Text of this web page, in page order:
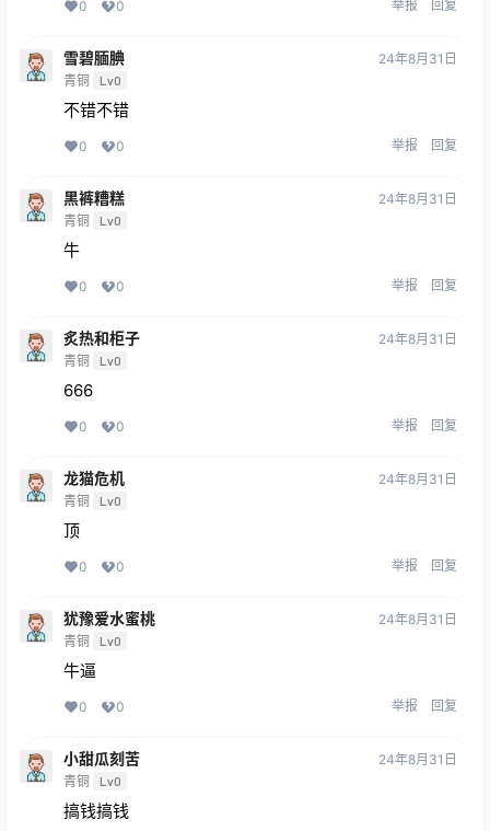
0 0 举报 回复
雪碧腼腆
青铜 Lv0
24年8月31日
不错不错
0 0 举报 回复
黑裤糟糕
青铜 Lv0
24年8月31日
牛
0 0 举报 回复
炙热和柜子
青铜 Lv0
24年8月31日
666
0 0 举报 回复
龙猫危机
青铜 Lv0
24年8月31日
顶
0 0 举报 回复
犹豫爱水蜜桃
青铜 Lv0
24年8月31日
牛逼
0 0 举报 回复
小甜瓜刻苦
青铜 Lv0
24年8月31日
搞钱搞钱